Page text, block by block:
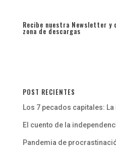
Recibe nuestra Newsletter
zona de descargas
POST RECIENTES
Los 7 pecados capitales: La
El cuento de la
Pandemia de